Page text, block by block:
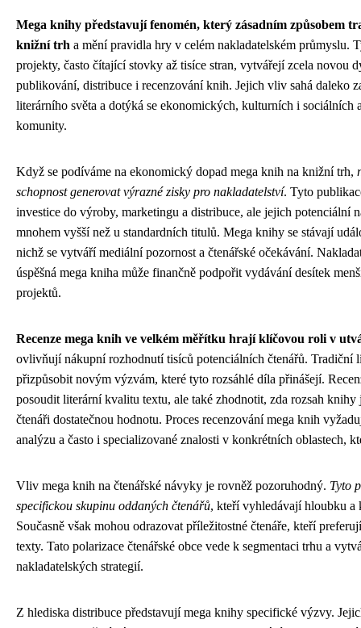
Mega knihy představují fenomén, který zásadním způsobem
knižní trh a mění pravidla hry v celém nakladatelském průmyslu.
projekty, často čítající stovky až tisíce stran, vytvářejí zcela novou
publikování, distribuce i recenzování knih. Jejich vliv sahá daleko
literárního světa a dotýká se ekonomických, kulturních i sociálních
komunity.
Když se podíváme na ekonomický dopad mega knih na knižní trh,
schopnost generovat výrazné zisky pro nakladatelství. Tyto
investice do výroby, marketingu a distribuce, ale jejich potenciální
mnohem vyšší než u standardních titulů. Mega knihy se stávají
nichž se vytváří mediální pozornost a čtenářské očekávání.
úspěšná mega kniha může finančně podpořit vydávání desítek
projektů.
Recenze mega knih ve velkém měřítku hrají klíčovou roli v
ovlivňují nákupní rozhodnutí tisíců potenciálních čtenářů. Tradiční
přizpůsobit novým výzvám, které tyto rozsáhlé díla přinášejí.
posoudit literární kvalitu textu, ale také zhodnotit, zda rozsah knihy
čtenáři dostatečnou hodnotu. Proces recenzování mega knih
analýzu a často i specializované znalosti v konkrétních oblastech,
Vliv mega knih na čtenářské návyky je rovněž pozoruhodný. Tyto
specifickou skupinu oddaných čtenářů, kteří vyhledávají hloubku a
Současně však mohou odrazovat příležitostné čtenáře, kteří
texty. Tato polarizace čtenářské obce vede k segmentaci trhu a
nakladatelských strategií.
Z hlediska distribuce představují mega knihy specifické výzvy.